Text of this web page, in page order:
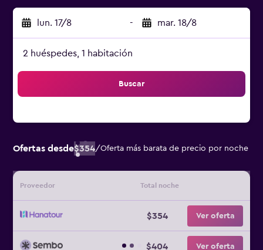
lun. 17/8 - mar. 18/8
2 huéspedes, 1 habitación
Buscar
Ofertas desde$354/Oferta más barata de precio por noche
Proveedor Total noche
$354 Ver oferta
$404 Ver oferta